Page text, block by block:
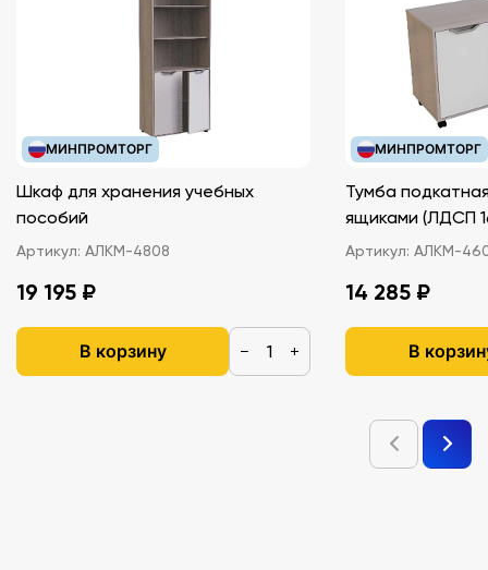
МИНПРОМТОРГ
Шкаф для хранения учебных
пособий
Артикул: АЛКМ-4808
19 195 ₽
В корзину − +
МИНПРОМТОРГ
Тумба
ящиками
Артикул: АЛКМ-
14 285 ₽
В